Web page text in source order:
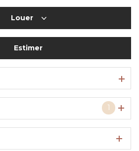
Louer
Estimer
1